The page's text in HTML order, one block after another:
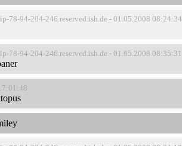
78-94-204-246.reserved.ish.de - 01.05.2008 08:24:34
78-94-204-246.reserved.ish.de - 01.05.2008 08:35:31